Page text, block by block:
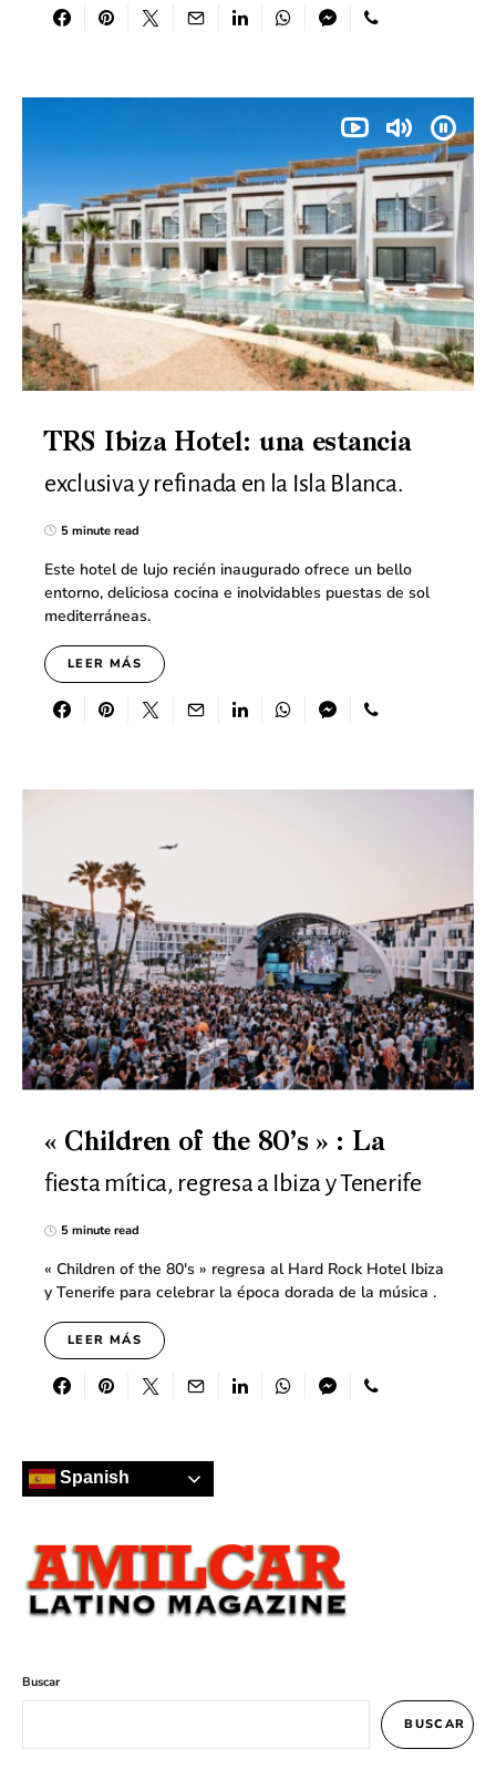
TRS Ibiza Hotel: una estancia
exclusiva y refinada en la Isla Blanca.
5 minute read
Este hotel de lujo recién inaugurado ofrece un bello
entorno, deliciosa cocina e inolvidables puestas de sol
mediterráneas.
LEER MÁS
« Children of the 80’s » : La
fiesta mítica, regresa a Ibiza y Tenerife
5 minute read
« Children of the 80's » regresa al Hard Rock Hotel Ibiza
y Tenerife para celebrar la época dorada de la música .
LEER MÁS
Spanish
Buscar
BUSCAR